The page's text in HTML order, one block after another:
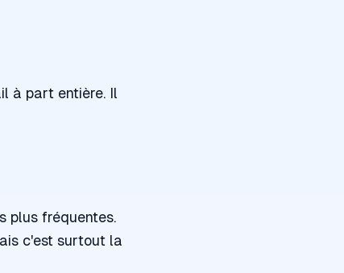
à part entière. Il
plus fréquentes.
c'est surtout la